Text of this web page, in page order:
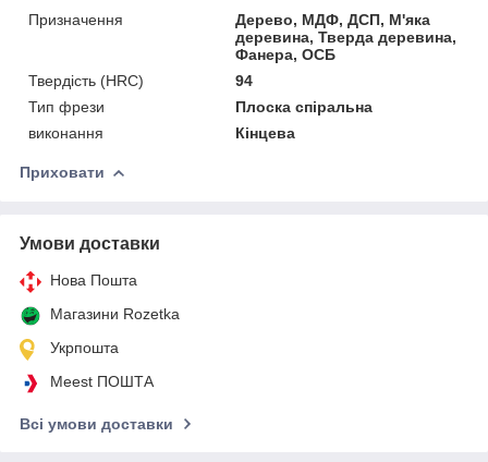
Призначення
Дерево, МДФ, ДСП, М'яка
деревина, Тверда деревина,
Фанера, ОСБ
Твердість (HRC)
94
Тип фрези
Плоска спіральна
виконання
Кінцева
Приховати
Умови доставки
Нова Пошта
Магазини Rozetka
Укрпошта
Meest ПОШТА
Всі умови доставки